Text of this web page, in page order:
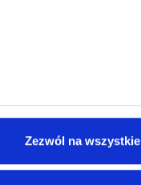
Zezwól na wszystkie